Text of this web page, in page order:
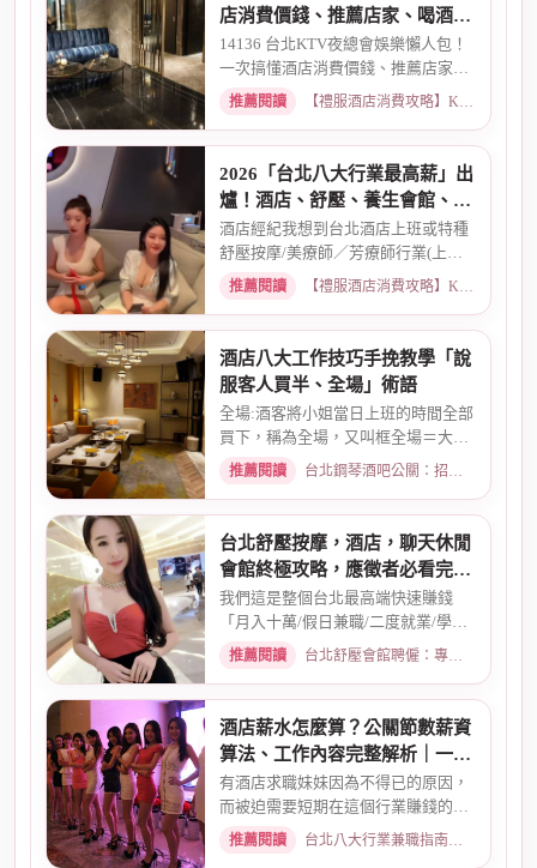
店消費價錢、推薦店家、喝酒介
紹一次看懂
14136 台北KTV夜總會娛樂懶人包！
一次搞懂酒店消費價錢、推薦店家、
喝酒介紹。從基本消費、包廂...
推薦閱讀 【禮服酒店消費攻略】KTV喝酒娛樂、價格試算 · 2026-03-16
2026「台北八大行業最高薪」出
爐！酒店、舒壓、養生會館、經
紀人推薦
酒店經紀我想到台北酒店上班或特種
舒壓按摩/美療師／芳療師行業(上班
天數可自選) 特種行業工作也...
推薦閱讀 【禮服酒店消費攻略】KTV喝酒娛樂、價格試算 · 2026-01-15
酒店八大工作技巧手挽教學「說
服客人買半、全場」術語
全場:酒客將小姐當日上班的時間全部
買下，稱為全場，又叫框全場＝大框
＝外全酒店買框送s外全多少...
推薦閱讀 台北鋼琴酒吧公關：招募條件與工作環境介紹 · 2026-03-26
台北舒壓按摩，酒店，聊天休閒
會館終極攻略，應徵者必看完整
指南
我們這是整個台北最高端快速賺錢
「月入十萬/假日兼職/二度就業/學生
兼職/八大廣告/林森北路KTV酒...
推薦閱讀 台北舒壓會館聘僱：專業按摩師職缺與職涯規劃 · 2026-01-07
酒店薪水怎麼算？公關節數薪資
算法、工作內容完整解析｜一次
搞懂收入結構
有酒店求職妹妹因為不得已的原因，
而被迫需要短期在這個行業賺錢的時
候而環境又你文章提到的那麼...
推薦閱讀 台北八大行業兼職指南：熱門職缺與求職須知 · 2026-02-13